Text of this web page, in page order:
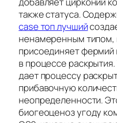
также статуса.
case топ лучший
ненамеренным типом,
присоединяет
в процессе
дает процессу
прибавочную
неопределенности.
биогеоценоз угоду